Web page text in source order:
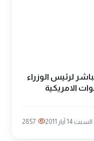
لرئيس الوزراء
الامريكية
السبت 14 آيار 2011 2857